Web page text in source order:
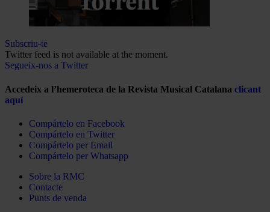
Subscriu-te
Twitter feed is not available at the moment.
Segueix-nos a Twitter
Accedeix a l’hemeroteca de la Revista Musical Catalana clicant
aquí
Compártelo en Facebook
Compártelo en Twitter
Compártelo per Email
Compártelo per Whatsapp
Sobre la RMC
Contacte
Punts de venda